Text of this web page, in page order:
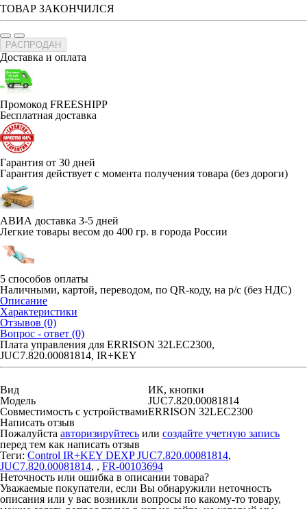
ТОВАР ЗАКОНЧИЛСЯ
РАСПРОДАН
Доставка и оплата
Промокод FREESHIPP
Бесплатная доставка
Гарантия от 30 дней
Гарантия действует с момента получения товара (без дороги)
АВИА доставка 3-5 дней
Легкие товары весом до 400 гр. в города России
5 способов оплаты
Наличными, картой, переводом, по QR-коду, на р/с (без НДС)
Описание
Характеристики
Отзывов (0)
Вопрос - ответ (0)
Плата управления для ERRISON 32LEC2300,
JUC7.820.00081814, IR+KEY
Вид
ИК, кнопки
Модель
JUC7.820.00081814
Совместимость с устройствамиERRISON 32LEC2300
Написать отзыв
Пожалуйста авторизируйтесь или создайте учетную запись
перед тем как написать отзыв
Теги: Control IR+KEY DEXP JUC7.820.00081814,
JUC7.820.00081814, , FR-00103694
Неточность или ошибка в описании товара?
Уважаемые покупатели, если Вы обнаружили неточность
описания или у вас возникли вопросы по какому-то товару,